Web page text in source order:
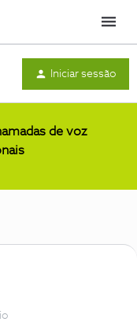
Menu
Iniciar sessão
de voz